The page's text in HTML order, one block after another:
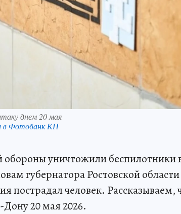
днем 20 мая
в Фотобанк КП
уничтожили беспилотники
губернатора Ростовской
пострадал человек. Рассказываем,
20 мая 2026.